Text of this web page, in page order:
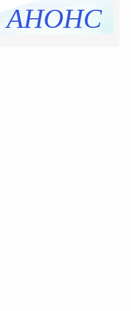
Додаткова інформація
АНОНС